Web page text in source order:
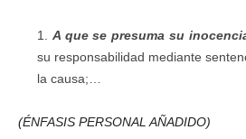
A que se presuma su
su responsabilidad mediante
la causa;…
(ÉNFASIS PERSONAL AÑADIDO)